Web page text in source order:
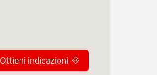
Ottieni indicazioni